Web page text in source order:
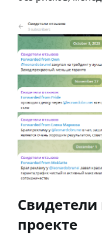
проекте